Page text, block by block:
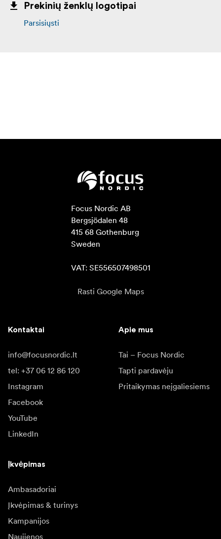
Prekinių ženklų logotipai
Parsisiųsti
Focus Nordic AB
Bergsjödalen 48
415 68 Gothenburg
Sweden
VAT: SE556507498501
Rasti Google Maps
Kontaktai
info@focusnordic.lt
tel: +37 06 12 86 120
Instagram
Facebook
YouTube
LinkedIn
Apie mus
Tai – Focus Nordic
Tapti pardavėju
Pritaikymas neįgaliesiems
Įkvėpimas
Ambasadoriai
Įkvėpimas & turinys
Kampanijos
Naujienos